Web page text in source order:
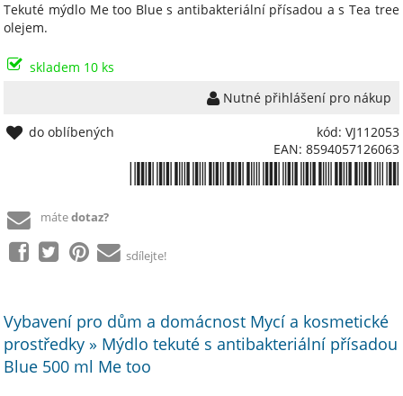
Tekuté mýdlo Me too Blue s antibakteriální přísadou a s Tea tree
olejem.
skladem 10 ks
Nutné přihlášení pro nákup
kód: VJ112053
EAN: 8594057126063
do oblíbených
mátedotaz?
sdílejte!
Vybavení pro dům a domácnost Mycí a kosmetické
prostředky » Mýdlo tekuté s antibakteriální přísadou
Blue 500 ml Me too